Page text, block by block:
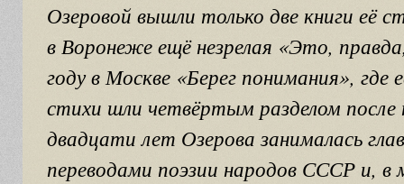
Озеровой вышли только две книги её
в Воронеже ещё незрелая «Это,
году в Москве «Берег понимания», где
стихи шли четвёртым разделом после
двадцати лет Озерова занималась
переводами поэзии народов СССР и, в